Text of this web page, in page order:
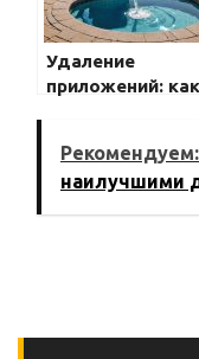
Удаление
приложений: как
телефоне
Рекомендуем:
наилучшими